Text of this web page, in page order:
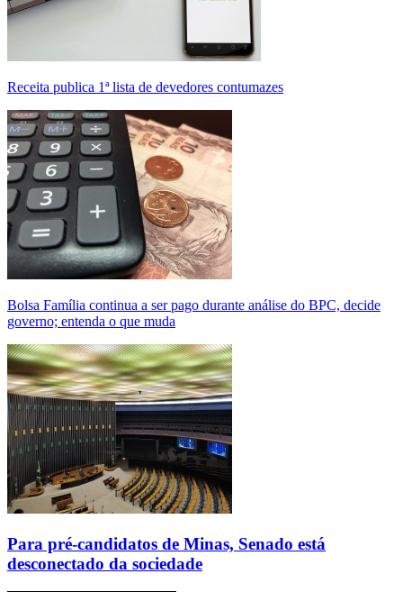
Receita publica 1ª lista de devedores contumazes
Bolsa Família continua a ser pago durante análise do BPC, decide
governo; entenda o que muda
Para pré-candidatos de Minas, Senado está
desconectado da sociedade